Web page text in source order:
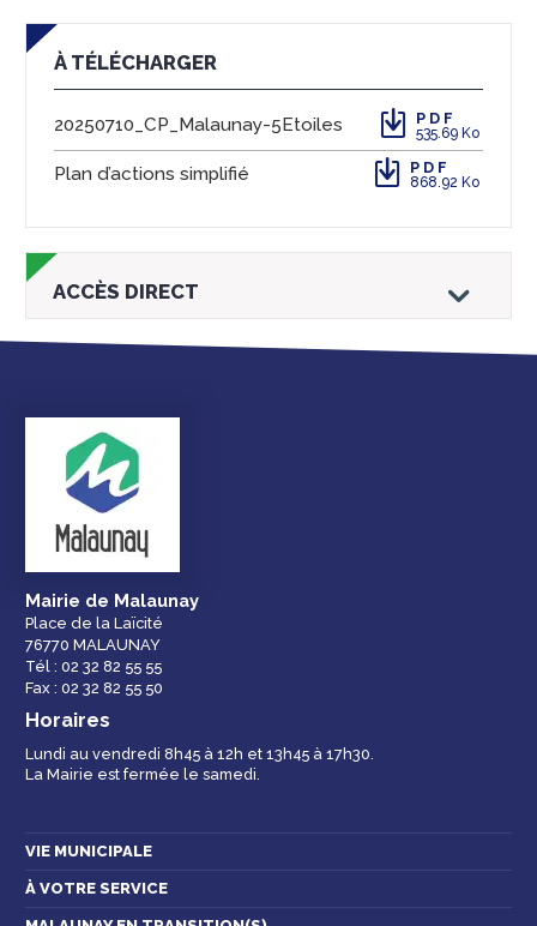
À TÉLÉCHARGER
20250710_CP_Malaunay-5Etoiles PDF
535.69 Ko
Plan d’actions simplifié PDF
868.92 Ko
ACCÈS DIRECT
Droits et
démarches
Espace famille
Mairie de Malaunay
Place de la Laïcité
76770 MALAUNAY
Tél : 02 32 82 55 55
Fax : 02 32 82 55 50
Horaires
Lundi au vendredi 8h45 à 12h et 13h45 à 17h30.
La Mairie est fermée le samedi.
VIE MUNICIPALE
À VOTRE SERVICE